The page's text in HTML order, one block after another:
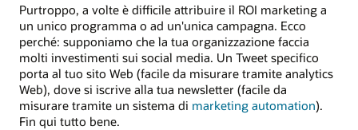
Purtroppo, a volte è difficile attribuire il ROI marketing a
un unico programma o ad un'unica campagna. Ecco
perché: supponiamo che la tua organizzazione faccia
molti investimenti sui social media. Un Tweet specifico
porta al tuo sito Web (facile da misurare tramite analytics
Web), dove si iscrive alla tua newsletter (facile da
misurare tramite un sistema di marketing automation).
Fin qui tutto bene.